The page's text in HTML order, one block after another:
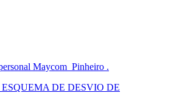
Maycom Pinheiro .
DE DESVIO DE